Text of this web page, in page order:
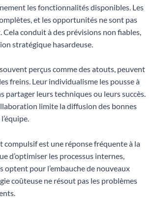
les fonctionnalités disponibles. Les
et les opportunités ne sont pas
Cela conduit à des prévisions non fiables,
stratégique hasardeuse.
perçus comme des atouts, peuvent
freins. Leur individualisme les pousse à
partager leurs techniques ou leurs succès.
limite la diffusion des bonnes
compulsif est une réponse fréquente à la
d’optimiser les processus internes,
optent pour l’embauche de nouveaux
coûteuse ne résout pas les problèmes